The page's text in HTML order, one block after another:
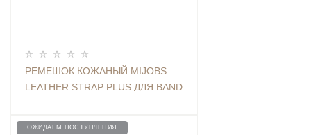
РЕМЕШОК КОЖАНЫЙ MIJOBS
LEATHER STRAP PLUS ДЛЯ BAND
ОЖИДАЕМ ПОСТУПЛЕНИЯ